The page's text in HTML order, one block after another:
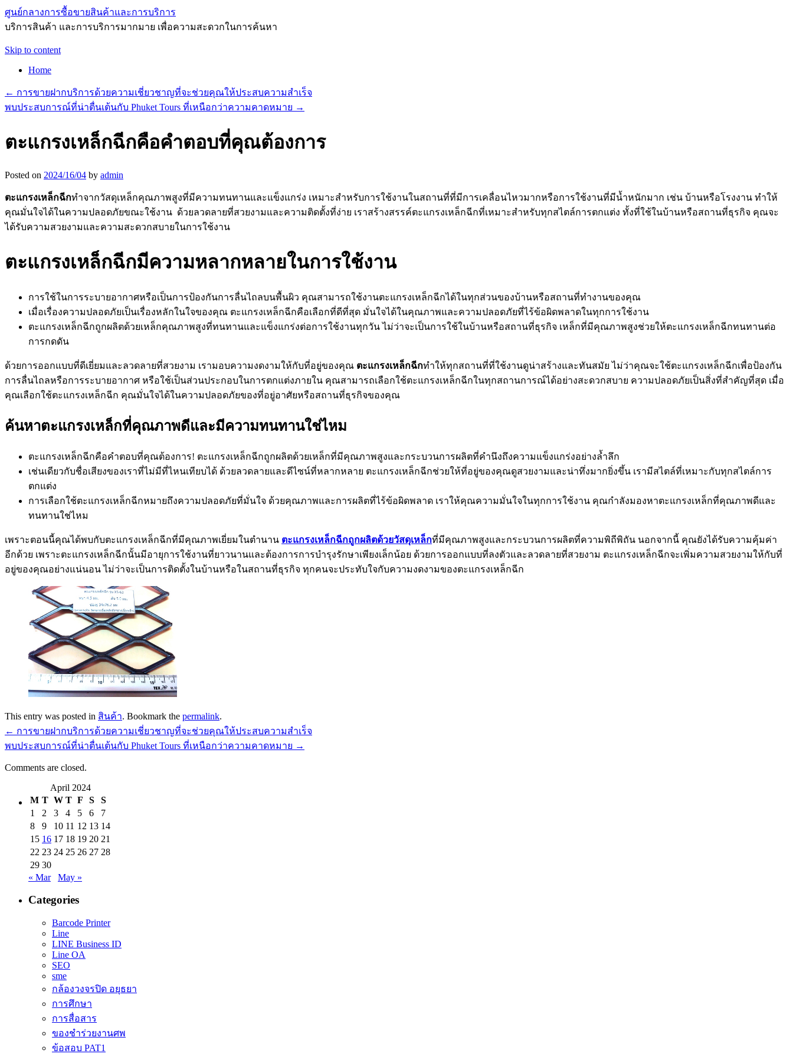
ศูนย์กลางการซื้อขายสินค้าและการบริการ
บริการสินค้า และการบริการมากมาย เพื่อความสะดวกในการค้นหา
Skip to content
Home
← การขายฝากบริการด้วยความเชี่ยวชาญที่จะช่วยคุณให้ประสบความสำเร็จ
พบประสบการณ์ที่น่าตื่นเต้นกับ Phuket Tours ที่เหนือกว่าความคาดหมาย →
ตะแกรงเหล็กฉีกคือคำตอบที่คุณต้องการ
Posted on 2024/16/04 by admin
ตะแกรงเหล็กฉีกทำจากวัสดุเหล็กคุณภาพสูงที่มีความทนทานและแข็งแกร่ง เหมาะสำหรับการใช้งานในสถานที่ที่มีการเคลื่อนไหวมากหรือการใช้งานที่มีน้ำหนักมาก เช่น บ้านหรือโรงงาน ทำให้
คุณมั่นใจได้ในความปลอดภัยขณะใช้งาน ด้วยลวดลายที่สวยงามและความติดตั้งที่ง่าย เราสร้างสรรค์ตะแกรงเหล็กฉีกที่เหมาะสำหรับทุกสไตล์การตกแต่ง ทั้งที่ใช้ในบ้านหรือสถานที่ธุรกิจ คุณจะ
ได้รับความสวยงามและความสะดวกสบายในการใช้งาน
ตะแกรงเหล็กฉีกมีความหลากหลายในการใช้งาน
การใช้ในการระบายอากาศหรือเป็นการป้องกันการลื่นไถลบนพื้นผิว คุณสามารถใช้งานตะแกรงเหล็กฉีกได้ในทุกส่วนของบ้านหรือสถานที่ทำงานของคุณ
เมื่อเรื่องความปลอดภัยเป็นเรื่องหลักในใจของคุณ ตะแกรงเหล็กฉีกคือเลือกที่ดีที่สุด มั่นใจได้ในคุณภาพและความปลอดภัยที่ไร้ข้อผิดพลาดในทุกการใช้งาน
ตะแกรงเหล็กฉีกถูกผลิตด้วยเหล็กคุณภาพสูงที่ทนทานและแข็งแกร่งต่อการใช้งานทุกวัน ไม่ว่าจะเป็นการใช้ในบ้านหรือสถานที่ธุรกิจ เหล็กที่มีคุณภาพสูงช่วยให้ตะแกรงเหล็กฉีกทนทานต่อ
การกดดัน
ด้วยการออกแบบที่ดีเยี่ยมและลวดลายที่สวยงาม เรามอบความงดงามให้กับที่อยู่ของคุณ ตะแกรงเหล็กฉีกทำให้ทุกสถานที่ที่ใช้งานดูน่าสร้างและทันสมัย ไม่ว่าคุณจะใช้ตะแกรงเหล็กฉีกเพื่อป้องกัน
การลื่นไถลหรือการระบายอากาศ หรือใช้เป็นส่วนประกอบในการตกแต่งภายใน คุณสามารถเลือกใช้ตะแกรงเหล็กฉีกในทุกสถานการณ์ได้อย่างสะดวกสบาย ความปลอดภัยเป็นสิ่งที่สำคัญที่สุด เมื่อ
คุณเลือกใช้ตะแกรงเหล็กฉีก คุณมั่นใจได้ในความปลอดภัยของที่อยู่อาศัยหรือสถานที่ธุรกิจของคุณ
ค้นหาตะแกรงเหล็กที่คุณภาพดีและมีความทนทานใช่ไหม
ตะแกรงเหล็กฉีกคือคำตอบที่คุณต้องการ! ตะแกรงเหล็กฉีกถูกผลิตด้วยเหล็กที่มีคุณภาพสูงและกระบวนการผลิตที่คำนึงถึงความแข็งแกร่งอย่างล้ำลึก
เช่นเดียวกับชื่อเสียงของเราที่ไม่มีที่ไหนเทียบได้ ด้วยลวดลายและดีไซน์ที่หลากหลาย ตะแกรงเหล็กฉีกช่วยให้ที่อยู่ของคุณดูสวยงามและน่าทึ่งมากยิ่งขึ้น เรามีสไตล์ที่เหมาะกับทุกสไตล์การ
ตกแต่ง
การเลือกใช้ตะแกรงเหล็กฉีกหมายถึงความปลอดภัยที่มั่นใจ ด้วยคุณภาพและการผลิตที่ไร้ข้อผิดพลาด เราให้คุณความมั่นใจในทุกการใช้งาน คุณกำลังมองหาตะแกรงเหล็กที่คุณภาพดีและ
ทนทานใช่ไหม
เพราะตอนนี้คุณได้พบกับตะแกรงเหล็กฉีกที่มีคุณภาพเยี่ยมในตำนาน ตะแกรงเหล็กฉีกถูกผลิตด้วยวัสดุเหล็กที่มีคุณภาพสูงและกระบวนการผลิตที่ความพิถีพิถัน นอกจากนี้ คุณยังได้รับความคุ้มค่า
อีกด้วย เพราะตะแกรงเหล็กฉีกนั้นมีอายุการใช้งานที่ยาวนานและต้องการการบำรุงรักษาเพียงเล็กน้อย ด้วยการออกแบบที่ลงตัวและลวดลายที่สวยงาม ตะแกรงเหล็กฉีกจะเพิ่มความสวยงามให้กับที่
อยู่ของคุณอย่างแน่นอน ไม่ว่าจะเป็นการติดตั้งในบ้านหรือในสถานที่ธุรกิจ ทุกคนจะประทับใจกับความงดงามของตะแกรงเหล็กฉีก
This entry was posted in สินค้า. Bookmark the permalink.
← การขายฝากบริการด้วยความเชี่ยวชาญที่จะช่วยคุณให้ประสบความสำเร็จ
พบประสบการณ์ที่น่าตื่นเต้นกับ Phuket Tours ที่เหนือกว่าความคาดหมาย →
Comments are closed.
April 2024
M T W T F S
S
1
2 3 4 5 6
7
8
9 10 11 12 13 14
15 16 17 18 19 20 21
22 23 24 25 26 27 28
29 30
« Mar
May »
Categories
Barcode Printer
Line
LINE Business ID
Line OA
SEO
sme
กล้องวงจรปิด อยุธยา
การศึกษา
การสื่อสาร
ของชำร่วยงานศพ
ข้อสอบ PAT1